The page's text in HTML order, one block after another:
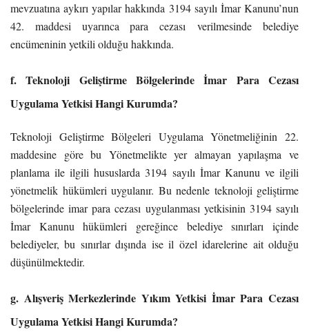
mevzuatına aykırı yapılar hakkında 3194 sayılı İmar Kanunu’nun
42. maddesi uyarınca para cezası verilmesinde belediye
encümeninin yetkili olduğu hakkında.
f. Teknoloji Geliştirme Bölgelerinde İmar Para Cezası
Uygulama Yetkisi Hangi Kurumda?
Teknoloji Geliştirme Bölgeleri Uygulama Yönetmeliğinin 22.
maddesine göre bu Yönetmelikte yer almayan yapılaşma ve
planlama ile ilgili hususlarda 3194 sayılı İmar Kanunu ve ilgili
yönetmelik hükümleri uygulanır. Bu nedenle teknoloji geliştirme
bölgelerinde imar para cezası uygulanması yetkisinin 3194 sayılı
İmar Kanunu hükümleri gereğince belediye sınırları içinde
belediyeler, bu sınırlar dışında ise il özel idarelerine ait olduğu
düşünülmektedir.
g. Alışveriş Merkezlerinde Yıkım Yetkisi İmar Para Cezası
Uygulama Yetkisi Hangi Kurumda?